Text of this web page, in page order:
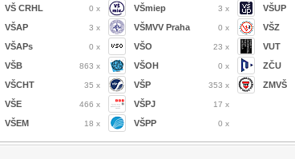
VŠ CRHL 0 x
VŠAP 3 x
VŠAPs 0 x
VŠB 863 x
VŠCHT 35 x
VŠE 466 x
VŠEM 18 x
VŠmiep 3 x
VŠMVV Praha 0 x
VŠO 23 x
VŠOH 0 x
VŠP 353 x
VŠPJ 17 x
VŠPP 0 x
VŠUP
VŠZ
VUT
ZČU
ZMVŠ